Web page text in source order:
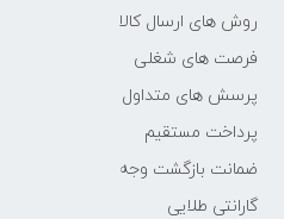
روش های ارسال کالا
فرصت های شغلی
پرسش های متداول
پرداخت مستقیم
ضمانت بازگشت وجه
گارانتی طلایی